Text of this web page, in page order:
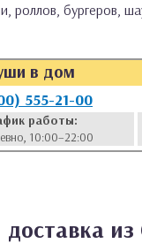
роллов, бургеров,
в дом
555-21-00
работы:
10:00–22:00
доставка